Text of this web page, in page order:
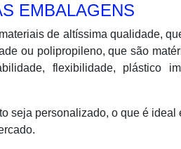
EMBALAGENS
de altíssima qualidade,
ou polipropileno, que são
flexibilidade, plástico
seja personalizado, o que é